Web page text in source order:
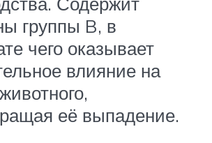
группы B, в
чего оказывает
влияние на
её выпадение.